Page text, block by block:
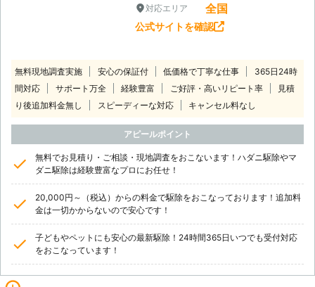
対応エリア 全国
公式サイトを確認
無料現地調査実施 安心の保証付 低価格で丁寧な仕事
365日24時
間対応
サポート万全 経験豊富 ご好評・高いリピート率
見積
り後追加料金無し
スピーディーな対応 キャンセル料なし
アピールポイント
無料でお見積り・ご相談・現地調査をおこないます！ハダニ駆除やマ
ダニ駆除は経験豊富なプロにお任せ！
20,000円～（税込）からの料金で駆除をおこなっております！追加料
金は一切かからないので安心です！
子どもやペットにも安心の最新駆除！24時間365日いつでも受付対応
をおこなっています！